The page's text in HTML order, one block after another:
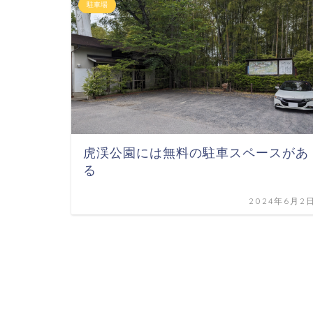
駐車場
虎渓公園には無料の駐車スペースがあ
る
2024年6月2